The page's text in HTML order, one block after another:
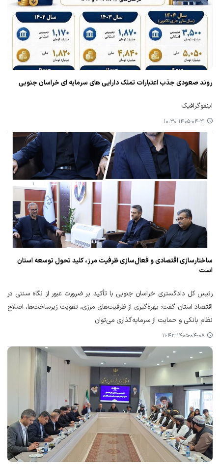
روند صعودی جذب اعتبارات تملک دارایی های سرمایه ای خراسان جنوبی
اینفوگرافیک
۱۴۰۵-۰۴-۲۱ ۱۰:۳۰
ساختارسازی اقتصادی و فعال‌سازی ظرفیت مرز، کلید تحول توسعه استان
است
رئیس کل دادگستری خراسان جنوبی با تأکید بر ضرورت عبور از نگاه سنتی در
اقتصاد استان گفت: بهره‌گیری از ظرفیت‌های مرزی، تقویت زیرساخت‌ها، اصلاح
نظام بانکی و حمایت از سرمایه‌گذاری می‌توان
۱۴۰۵-۰۴-۰۸ ۱۱:۴۳